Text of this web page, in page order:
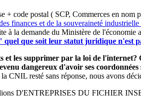
+ code postal ( SCP, Commerces en
finances et de la souveraineté
à la demande du Ministère de l'économie
quel que soit leur statut juridique n'est
les supprimer par la loi de l'internet?
dangereux d'avoir ses
CNIL resté sans réponse, nous avons
D'ENTREPRISES DU FICHIER